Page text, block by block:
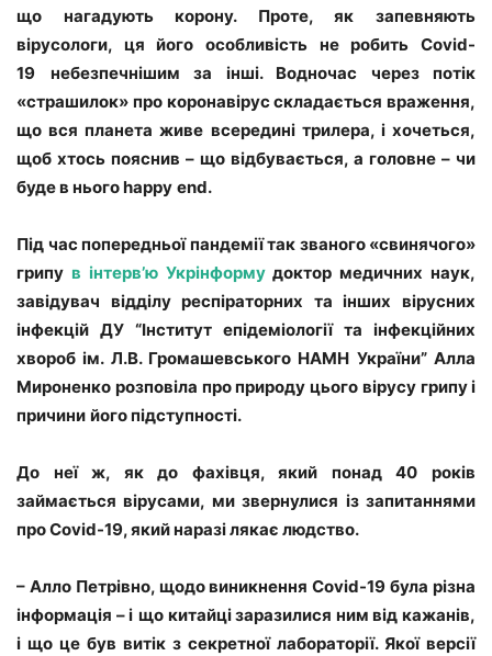
що нагадують корону. Проте, як запевняють
вірусологи, ця його особливість не робить Covid-
19
небезпечнішим за інші. Водночас через потік
«страшилок» про коронавірус складається враження,
що вся планета живе всередині трилера, і хочеться,
щоб хтось пояснив – що відбувається, а головне – чи
буде в нього happy end.
Під час попередньої пандемії так званого «свинячого»
грипу в інтерв’ю Укрінформудоктор медичних наук,
завідувач відділу респіраторних та інших вірусних
інфекцій ДУ “Інститут епідеміології та інфекційних
хвороб ім. Л.В. Громашевського НАМН України” Алла
Мироненко розповіла про природу цього вірусу грипу і
причини його підступності.
До неї ж, як до фахівця, який понад 40 років
займається вірусами, ми звернулися із запитаннями
про Covid-19, який наразі лякає людство.
– Алло Петрівно, щодо виникнення Covid-19 була різна
інформація – і що китайці заразилися ним від кажанів,
і що це був витік з секретної лабораторії. Якої версії